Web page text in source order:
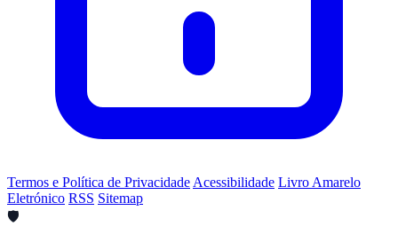
Termos e Política de Privacidade Acessibilidade Livro Amarelo
Eletrónico RSS Sitemap
🛡️